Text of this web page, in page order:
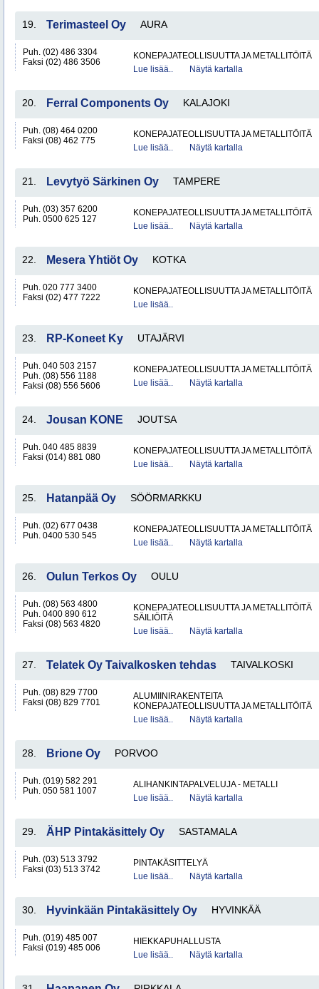
19. Terimasteel Oy AURA
Puh. (02) 486 3304
Faksi (02) 486 3506
KONEPAJATEOLLISUUTTA JA METALLITÖITÄ
Lue lisää..
Näytä kartalla
20. Ferral Components Oy KALAJOKI
Puh. (08) 464 0200
Faksi (08) 462 775
KONEPAJATEOLLISUUTTA JA METALLITÖITÄ
Lue lisää..
Näytä kartalla
21. Levytyö Särkinen Oy TAMPERE
Puh. (03) 357 6200
Puh. 0500 625 127
KONEPAJATEOLLISUUTTA JA METALLITÖITÄ
Lue lisää..
Näytä kartalla
22. Mesera Yhtiöt Oy KOTKA
Puh. 020 777 3400
Faksi (02) 477 7222
KONEPAJATEOLLISUUTTA JA METALLITÖITÄ
Lue lisää..
23. RP-Koneet Ky UTAJÄRVI
Puh. 040 503 2157
Puh. (08) 556 1188
Faksi (08) 556 5606
KONEPAJATEOLLISUUTTA JA METALLITÖITÄ
Lue lisää..
Näytä kartalla
24. Jousan KONE JOUTSA
Puh. 040 485 8839
Faksi (014) 881 080
KONEPAJATEOLLISUUTTA JA METALLITÖITÄ
Lue lisää..
Näytä kartalla
25. Hatanpää Oy SÖÖRMARKKU
Puh. (02) 677 0438
Puh. 0400 530 545
KONEPAJATEOLLISUUTTA JA METALLITÖITÄ
Lue lisää..
Näytä kartalla
26. Oulun Terkos Oy OULU
Puh. (08) 563 4800
Puh. 0400 890 612
Faksi (08) 563 4820
KONEPAJATEOLLISUUTTA JA METALLITÖITÄ
SÄILIÖITÄ
Lue lisää..
Näytä kartalla
27. Telatek Oy Taivalkosken tehdas TAIVALKOSKI
Puh. (08) 829 7700
Faksi (08) 829 7701
ALUMIINIRAKENTEITA
KONEPAJATEOLLISUUTTA JA METALLITÖITÄ
Lue lisää..
Näytä kartalla
28. Brione Oy PORVOO
Puh. (019) 582 291
Puh. 050 581 1007
ALIHANKINTAPALVELUJA - METALLI
Lue lisää..
Näytä kartalla
29. ÄHP Pintakäsittely Oy SASTAMALA
Puh. (03) 513 3792
Faksi (03) 513 3742
PINTAKÄSITTELYÄ
Lue lisää..
Näytä kartalla
30. Hyvinkään Pintakäsittely Oy HYVINKÄÄ
Puh. (019) 485 007
Faksi (019) 485 006
HIEKKAPUHALLUSTA
Lue lisää..
Näytä kartalla